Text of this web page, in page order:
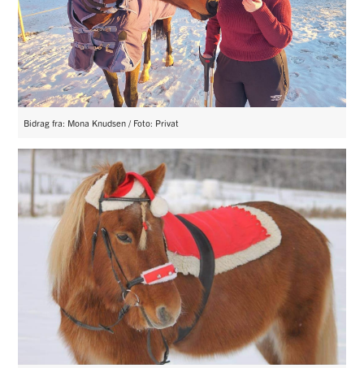
Bidrag fra: Mona Knudsen / Foto: Privat